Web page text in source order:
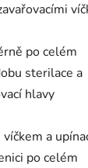
po celém
sterilace a
hlavy
a
po celém